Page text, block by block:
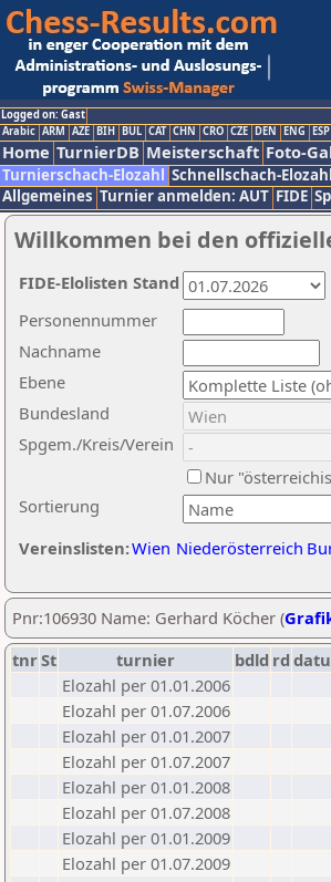
Logged on: Gast
Arabic ARM AZE BIH BUL CAT CHN CRO CZE DEN ENG ESP
Home TurnierDB Meisterschaft Foto-
Turnierschach-Elozahl Schnellschach-Elozahl
Allgemeines Turnier anmelden: AUT FIDE
Willkommen bei den
Nachname
Ebene
Sortierung
Personennummer
Bundesland
Spgem./Kreis/Verein
Nur
Vereinslisten:Wien Niederösterreich
FIDE-Elolisten Stand
Pnr:106930 Name: Gerhard Köcher (
tnrSt turnier bdld rd
Elozahl per 01.01.2006
Elozahl per 01.07.2006
Elozahl per 01.01.2007
Elozahl per 01.07.2007
Elozahl per 01.01.2008
Elozahl per 01.07.2008
Elozahl per 01.01.2009
Elozahl per 01.07.2009